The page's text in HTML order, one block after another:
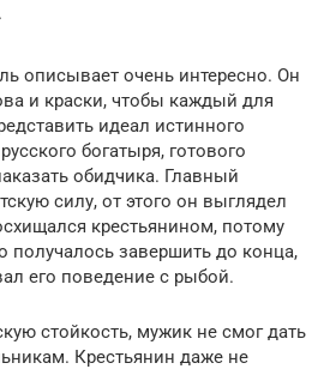
описывает очень интересно. Он
и краски, чтобы каждый для
идеал истинного
богатыря, готового
обидчика. Главный
силу, от этого он выглядел
крестьянином, потому
получалось завершить до конца,
его поведение с рыбой.
стойкость, мужик не смог дать
Крестьянин даже не